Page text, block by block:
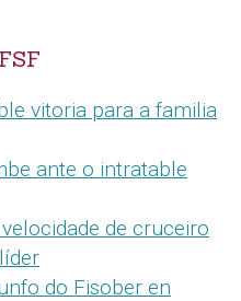
vitoria para a familia
ante o intratable
de cruceiro
do Fisober en